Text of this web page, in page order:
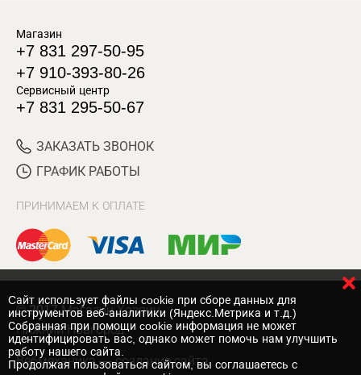
Магазин
+7 831 297-50-95
+7 910-393-80-26
Сервисный центр
+7 831 295-50-67
ЗАКАЗАТЬ ЗВОНОК
ГРАФИК РАБОТЫ
ПРИНИМАЕМ К ОПЛАТЕ
© 2017 Магазин Хозяин
Нижний Новгород
Вебмеханика — создание сайта
Cайт использует файлы cookie при сборе данных для
инструментов веб-аналитики (Яндекс.Метрика и т.д.)
Собранная при помощи cookie информация не может
идентифицировать вас, однако может помочь нам улучшить
работу нашего сайта.
Продолжая пользоваться сайтом, вы соглашаетесь с